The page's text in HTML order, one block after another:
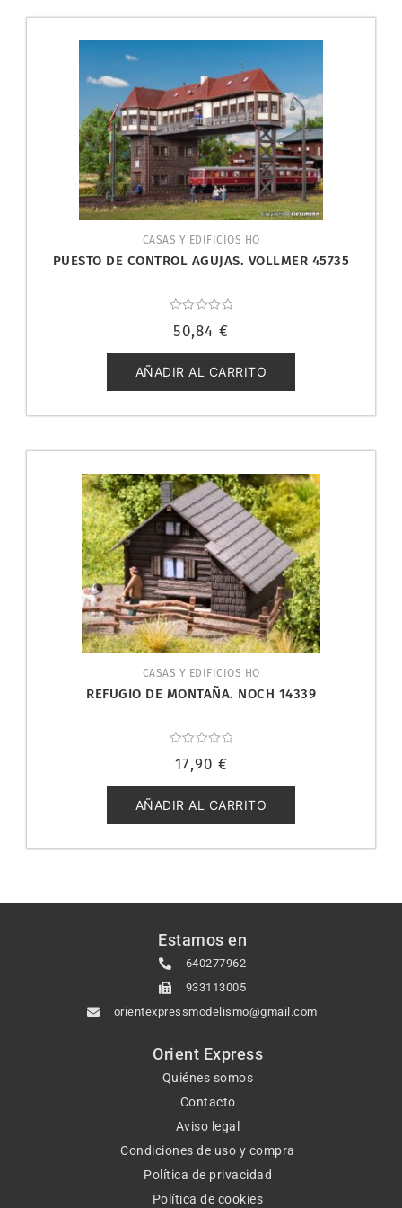
CASAS Y EDIFICIOS HO
PUESTO DE CONTROL AGUJAS. VOLLMER 45735
con
de
5
50,84 €
AÑADIR AL CARRITO
CASAS Y EDIFICIOS HO
REFUGIO DE MONTAÑA. NOCH 14339
con
de
5
17,90 €
AÑADIR AL CARRITO
Estamos en
640277962
933113005
orientexpressmodelismo@gmail.com
Orient Express
Quiénes somos
Contacto
Aviso legal
Condiciones de uso y compra
Política de privacidad
Política de cookies